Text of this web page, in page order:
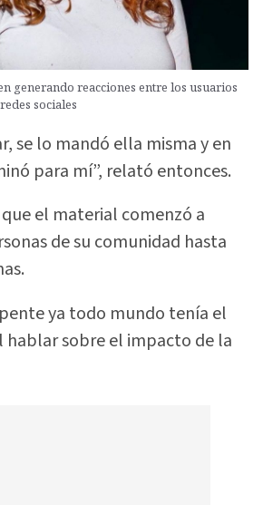
generando reacciones entre los usuarios
sociales
se lo mandó ella misma y en
para mí”, relató entonces.
el material comenzó a
de su comunidad hasta
ya todo mundo tenía el
hablar sobre el impacto de la